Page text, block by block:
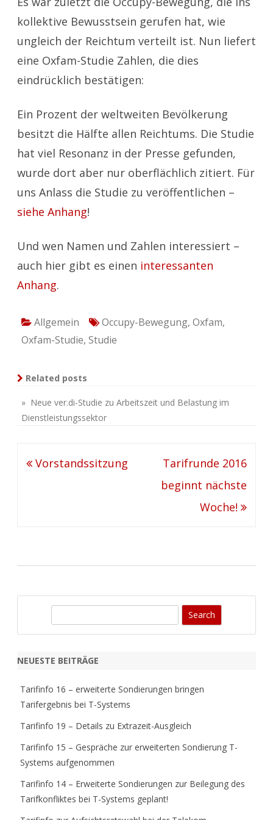
kollektive Bewusstsein gerufen hat, wie
ungleich der Reichtum verteilt ist. Nun liefert
eine Oxfam-Studie Zahlen, die dies
eindrücklich bestätigen:
Ein Prozent der weltweiten Bevölkerung
besitzt die Hälfte allen Reichtums. Die Studie
hat viel Resonanz in der Presse gefunden,
wurde dort aber nur oberflächlich zitiert. Für
uns Anlass die Studie zu veröffentlichen –
siehe Anhang!
Und wen Namen und Zahlen interessiert –
auch hier gibt es einen interessanten
Anhang.
Allgemein Occupy-Bewegung, Oxfam,
Oxfam-Studie, Studie
Related posts
» Neue ver.di-Studie zu Arbeitszeit und Belastung im
Dienstleistungssektor
Beitragsnavigation
Vorstandssitzung
Tarifrunde 2016
beginnt nächste
Woche!
r
h
NEUESTE BEITRÄGE
Tarifinfo 16 – erweiterte Sondierungen bringen
Tarifergebnis bei T-Systems
Tarifinfo 19 – Details zu Extrazeit-Ausgleich
Tarifinfo 15 – Gespräche zur erweiterten Sondierung T-
Systems aufgenommen
Tarifinfo 14 – Erweiterte Sondierungen zur Beilegung des
Tarifkonfliktes bei T-Systems geplant!